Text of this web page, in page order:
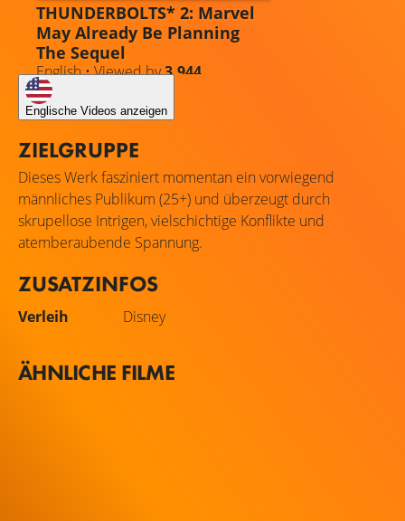
THUNDERBOLTS* 2: Marvel
May Already Be Planning
The Sequel
English • Viewed by3.944
Englische Videos anzeigen
ZIELGRUPPE
Dieses Werk fasziniert momentan ein vorwiegend
männliches Publikum (25+) und überzeugt durch
skrupellose Intrigen, vielschichtige Konflikte und
atemberaubende Spannung.
ZUSATZINFOS
Verleih Disney
ÄHNLICHE FILME